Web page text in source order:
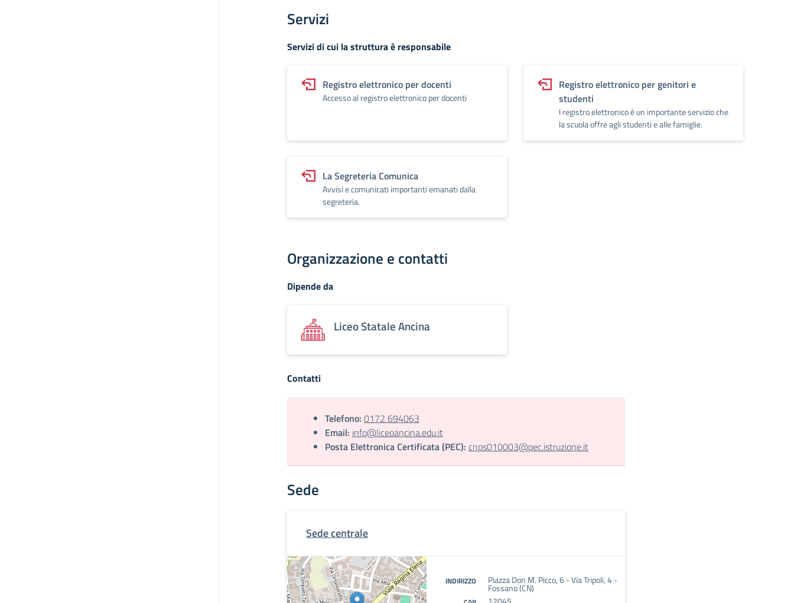
Servizi
Servizi di cui la struttura è responsabile
Registro elettronico per docenti
Accesso al registro elettronico per docenti
Registro elettronico per genitori e
studenti
l registro elettronico è un importante servizio che
la scuola offre agli studenti e alle famiglie.
La Segreteria Comunica
Avvisi e comunicati importanti emanati dalla
segreteria.
Organizzazione e contatti
Dipende da
Liceo Statale Ancina
Contatti
Telefono: 0172 694063
Email: info@liceoancina.edu.it
Posta Elettronica Certificata (PEC): cnps010003@pec.istruzione.it
Sede
Sede centrale
INDIRIZZO Piazza Don M. Picco, 6 - Via Tripoli, 4 -
Fossano (CN)